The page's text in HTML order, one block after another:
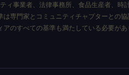
ィ事業者、法律事務所、食品生産者、時
は専門家とコミュニティチャプターとの
のすべての基準も満たしている必要があ